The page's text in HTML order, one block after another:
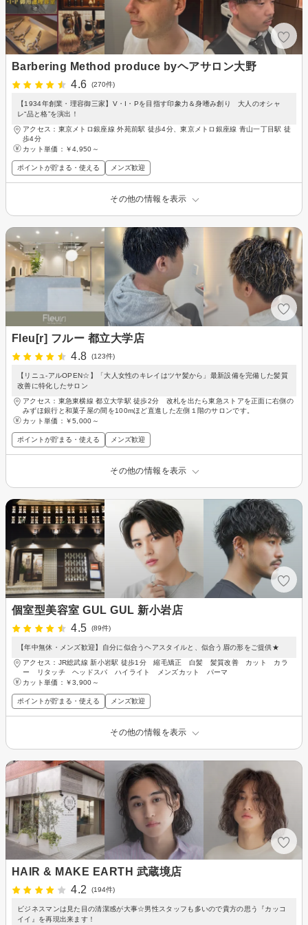
Barbering Method produce byヘアサロン大野
4.6
(270件)
【1934年創業・理容御三家】V・I・Pを目指す印象力＆身嗜み創り 大人のオシャ
レ“品と格”を演出！
アクセス：東京メトロ銀座線 外苑前駅 徒歩4分、東京メトロ銀座線 青山一丁目駅 徒
歩4分
カット単価： ￥4,950～
ポイントが貯まる・使える メンズ歓迎
その他の情報を表示
Fleu[r] フルー 都立大学店
4.8
(123件)
【リニュ-アルOPEN☆】「大人女性のキレイはツヤ髪から」最新設備を完備した髪質
改善に特化したサロン
アクセス：東急東横線 都立大学駅 徒歩2分 改札を出たら東急ストアを正面に右側の
みずほ銀行と和菓子屋の間を100mほど直進した左側１階のサロンです。
カット単価： ￥5,000～
ポイントが貯まる・使える メンズ歓迎
その他の情報を表示
個室型美容室 GUL GUL 新小岩店
4.5
(89件)
【年中無休・メンズ歓迎】自分に似合うヘアスタイルと、似合う眉の形をご提供★
アクセス：JR総武線 新小岩駅 徒歩1分 縮毛矯正 白髪 髪質改善 カット カラ
ー リタッチ ヘッドスパ ハイライト メンズカット パーマ
カット単価： ￥3,900～
ポイントが貯まる・使える メンズ歓迎
その他の情報を表示
HAIR & MAKE EARTH 武蔵境店
4.2
(194件)
ビジネスマンは見た目の清潔感が大事☆男性スタッフも多いので貴方の思う『カッコ
イイ』を再現出来ます！